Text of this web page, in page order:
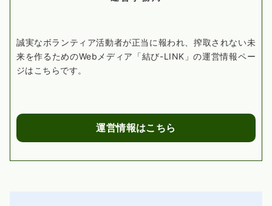
誠実なボランティア活動者が正当に報われ、搾取されない未
来を作るためのWebメディア「結び-LINK」の運営情報ペー
ジはこちらです。
運営情報はこちら